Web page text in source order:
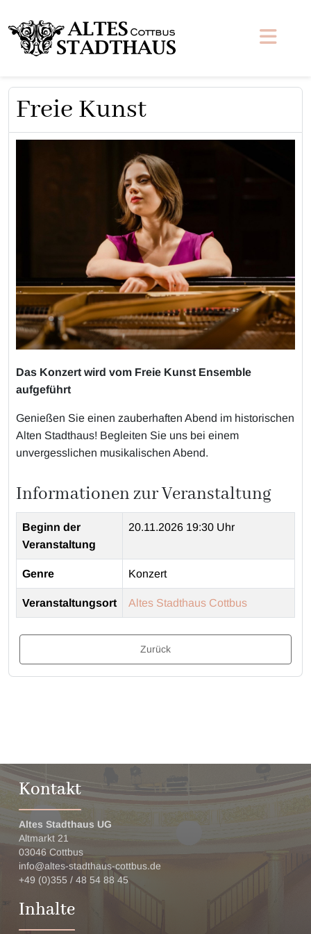
Freie Kunst
Das Konzert wird vom Freie Kunst Ensemble
aufgeführt
Genießen Sie einen zauberhaften Abend im historischen
Alten Stadthaus! Begleiten Sie uns bei einem
unvergesslichen musikalischen Abend.
Informationen zur Veranstaltung
Beginn der
Veranstaltung
20.11.2026 19:30 Uhr
Genre Konzert
Veranstaltungsort Altes Stadthaus Cottbus
Zurück
Kontakt
Altes Stadthaus UG
Altmarkt 21
03046 Cottbus
info@altes-stadthaus-cottbus.de
+49 (0)355 / 48 54 88 45
Inhalte